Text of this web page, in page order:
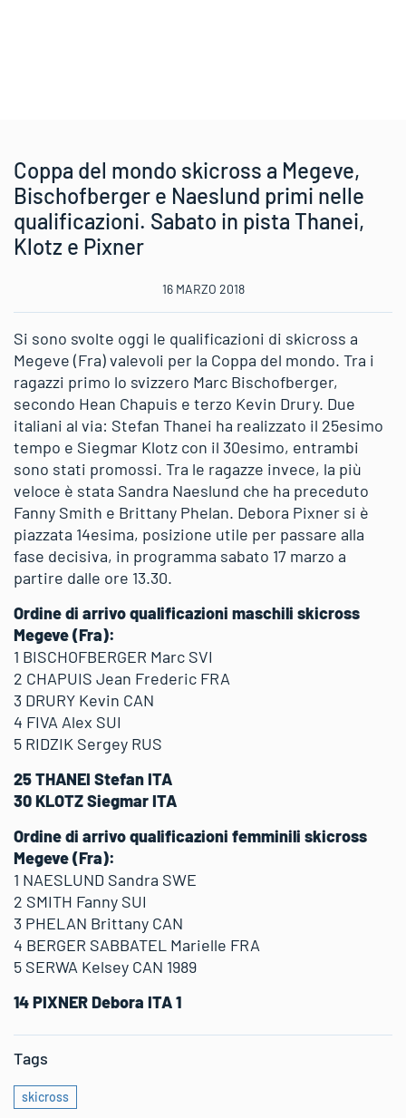
Coppa del mondo skicross a Megeve,
Bischofberger e Naeslund primi nelle
qualificazioni. Sabato in pista Thanei,
Klotz e Pixner
16 MARZO 2018
Si sono svolte oggi le qualificazioni di skicross a
Megeve (Fra) valevoli per la Coppa del mondo. Tra i
ragazzi primo lo svizzero Marc Bischofberger,
secondo Hean Chapuis e terzo Kevin Drury. Due
italiani al via: Stefan Thanei ha realizzato il 25esimo
tempo e Siegmar Klotz con il 30esimo, entrambi
sono stati promossi. Tra le ragazze invece, la più
veloce è stata Sandra Naeslund che ha preceduto
Fanny Smith e Brittany Phelan. Debora Pixner si è
piazzata 14esima, posizione utile per passare alla
fase decisiva, in programma sabato 17 marzo a
partire dalle ore 13.30.
Ordine di arrivo qualificazioni maschili skicross
Megeve (Fra):
1 BISCHOFBERGER Marc SVI
2 CHAPUIS Jean Frederic FRA
3 DRURY Kevin CAN
4 FIVA Alex SUI
5 RIDZIK Sergey RUS
25 THANEI Stefan ITA
30 KLOTZ Siegmar ITA
Ordine di arrivo qualificazioni femminili skicross
Megeve (Fra):
1 NAESLUND Sandra SWE
2 SMITH Fanny SUI
3 PHELAN Brittany CAN
4 BERGER SABBATEL Marielle FRA
5 SERWA Kelsey CAN 1989
14 PIXNER Debora ITA 1
Tags
skicross